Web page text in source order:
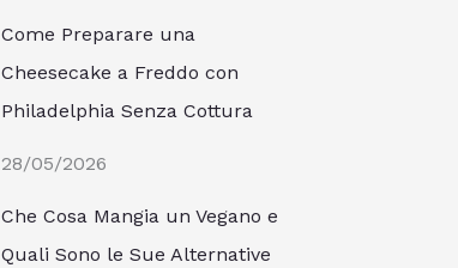
Come Preparare una
Cheesecake a Freddo con
Philadelphia Senza Cottura
28/05/2026
Che Cosa Mangia un Vegano e
Quali Sono le Sue Alternative